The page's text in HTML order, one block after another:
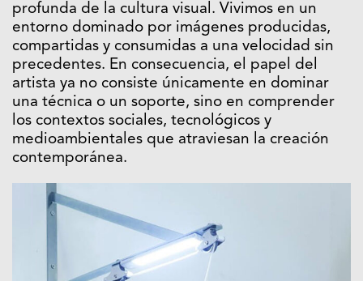
profunda de la cultura visual. Vivimos en un
entorno dominado por imágenes producidas,
compartidas y consumidas a una velocidad sin
precedentes. En consecuencia, el papel del
artista ya no consiste únicamente en dominar
una técnica o un soporte, sino en comprender
los contextos sociales, tecnológicos y
medioambientales que atraviesan la creación
contemporánea.